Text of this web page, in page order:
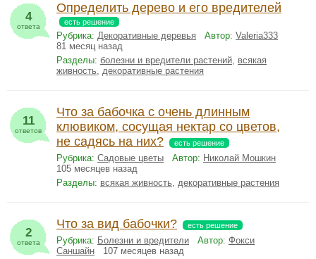
4
ответа
Определить дерево и его вредителей
есть решение
Рубрика: Декоративные деревья Автор: Valeria333
81 месяц назад
Разделы: болезни и вредители растений, всякая
живность, декоративные растения
11
ответов
Что за бабочка с очень длинным
клювиком, сосущая нектар со цветов,
не садясь на них?
есть решение
Рубрика: Садовые цветы Автор: Николай Мошкин
105 месяцев назад
Разделы: всякая живность, декоративные растения
2
ответа
Что за вид бабочки? есть решение
Рубрика: Болезни и вредители Автор: Фокси
Саншайн 107 месяцев назад